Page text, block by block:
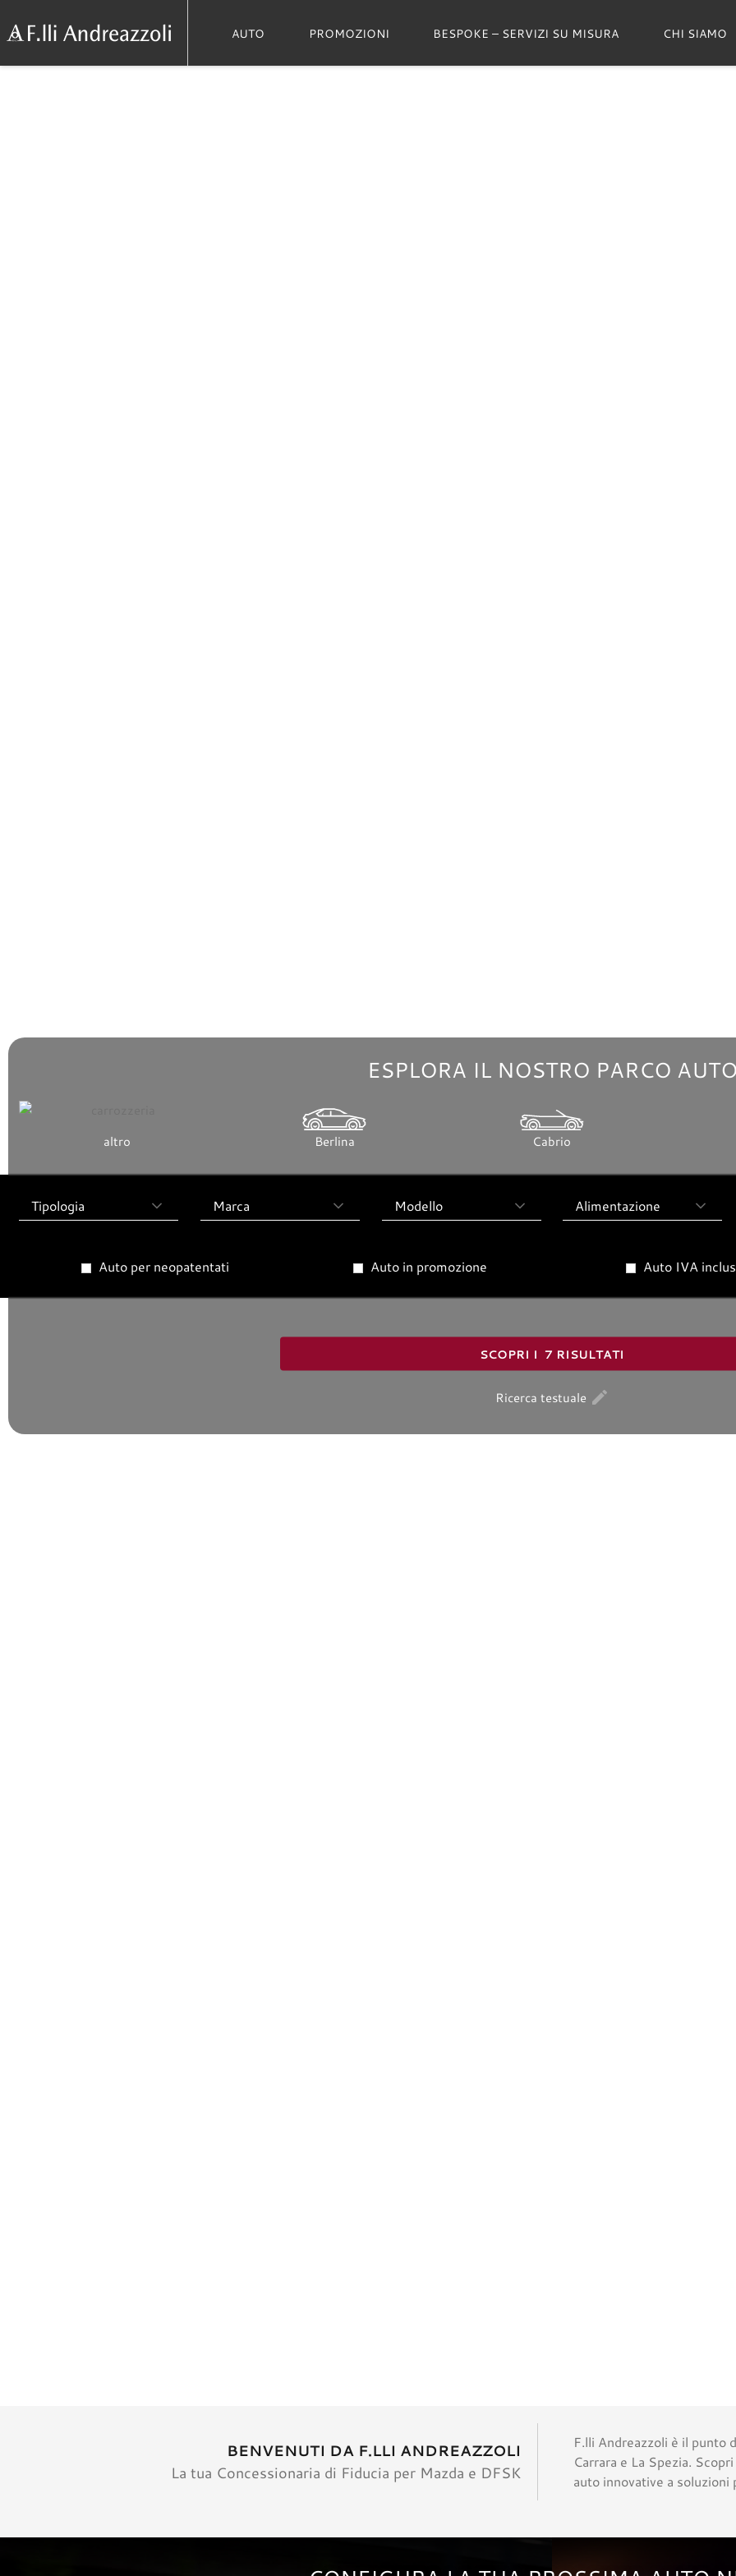
AUTO PROMOZIONI BESPOKE – SERVIZI SU MISURA CHI SIAMO
ESPLORA IL NOSTRO PARCO
altro Berlina Cabrio
Tipologia Marca Modello Alimentazione
Auto per neopatentati Auto in promozione Auto IVA
SCOPRI I 7 RISULTATI
Ricerca testuale edit
BENVENUTI DA F.LLI ANDREAZZOLI
La tua Concessionaria di Fiducia per Mazda e DFSK
F.lli Andreazzoli è il punto
Carrara e La Spezia.
auto innovative a